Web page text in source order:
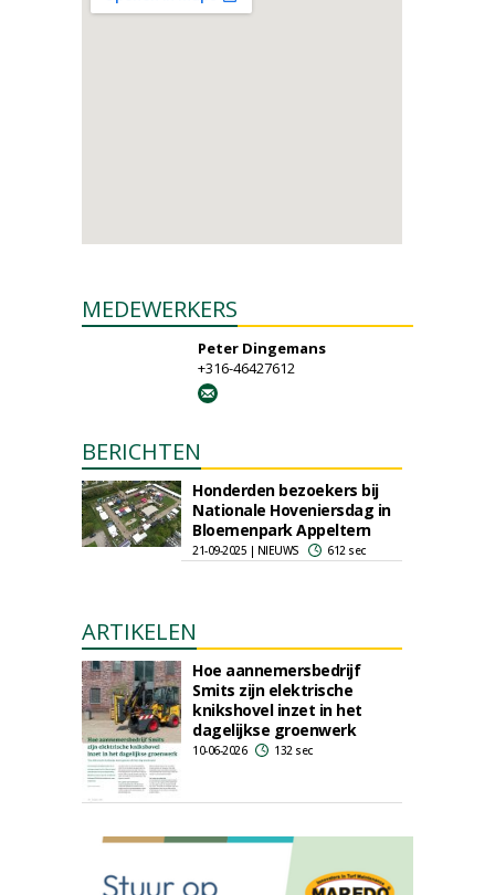
MEDEWERKERS
Peter Dingemans
+316-46427612
BERICHTEN
Honderden bezoekers bij
Nationale Hoveniersdag in
Bloemenpark Appeltern
21-09-2025 | NIEUWS 612 sec
ARTIKELEN
Hoe aannemersbedrijf
Smits zijn elektrische
knikshovel inzet in het
dagelijkse groenwerk
10-06-2026 132 sec